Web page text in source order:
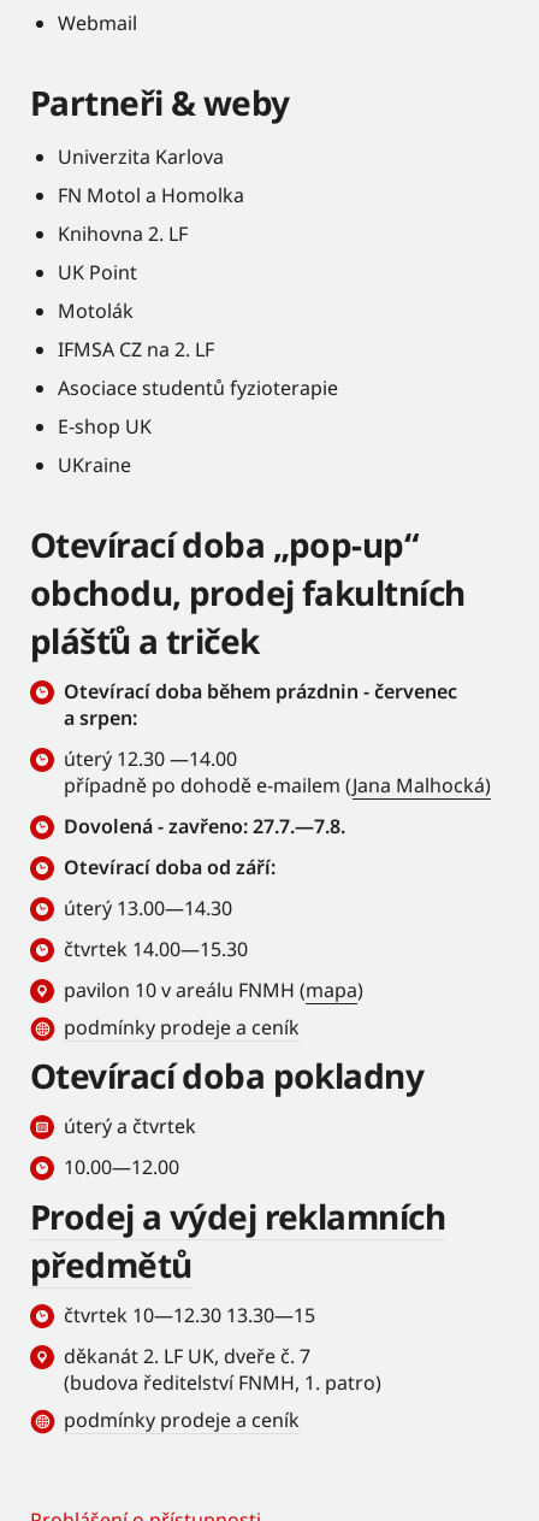
Webmail
Partneři & weby
Univerzita Karlova
FN Motol a Homolka
Knihovna 2. LF
UK Point
Motolák
IFMSA CZ na 2. LF
Asociace studentů fyzioterapie
E-shop UK
UKraine
Otevírací doba „pop-up“
obchodu, prodej fakultních
plášťů a triček
Otevírací doba během prázdnin - červenec
a srpen:
úterý 12.30 —14.00
případně po dohodě e-mailem (Jana Malhocká)
Dovolená - zavřeno: 27.7.—7.8.
Otevírací doba od září:
úterý 13.00—14.30
čtvrtek 14.00—15.30
pavilon 10 v areálu FNMH (mapa)
podmínky prodeje a ceník
Otevírací doba pokladny
úterý a čtvrtek
10.00—12.00
Prodej a výdej reklamních
předmětů
čtvrtek 10—12.30 13.30—15
děkanát 2. LF UK, dveře č. 7
(budova ředitelství FNMH, 1. patro)
podmínky prodeje a ceník